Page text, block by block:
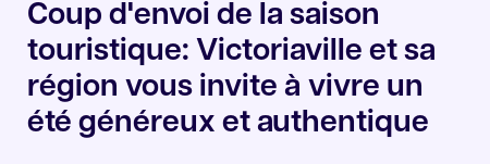
Coup d'envoi de la saison
touristique: Victoriaville et sa
région vous invite à vivre un
été généreux et authentique